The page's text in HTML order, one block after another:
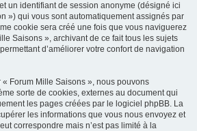
un identifiant de session anonyme (désigné ici
») qui vous sont automatiquement assignés par
cookie sera créé une fois que vous naviguerez
Saisons », archivant de ce fait tous les sujets
d’améliorer votre confort de navigation
Forum Mille Saisons », nous pouvons
sorte de cookies, externes au document qui
les pages créées par le logiciel phpBB. La
les informations que vous nous envoyez et
correspondre mais n’est pas limité à la